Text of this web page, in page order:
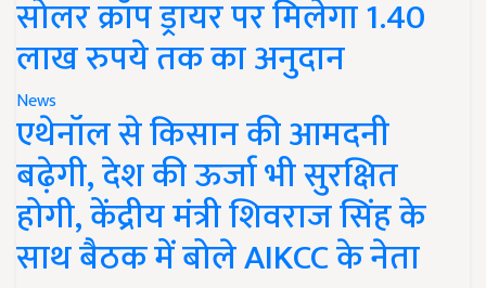
सोलर क्रॉप ड्रायर पर मिलेगा 1.40
लाख रुपये तक का अनुदान
News
एथेनॉल से किसान की आमदनी
बढ़ेगी, देश की ऊर्जा भी सुरक्षित
होगी, केंद्रीय मंत्री शिवराज सिंह के
साथ बैठक में बोले AIKCC के नेता